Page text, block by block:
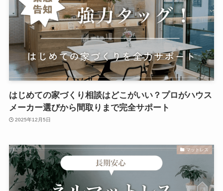
はじめての家づくり相談はどこがいい？プロがハウス
メーカー選びから間取りまで完全サポート
2025年12月5日
マットレス